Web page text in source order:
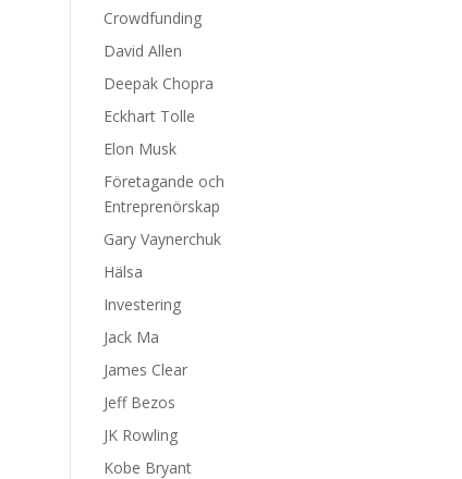
Crowdfunding
David Allen
Deepak Chopra
Eckhart Tolle
Elon Musk
Företagande och
Entreprenörskap
Gary Vaynerchuk
Hälsa
Investering
Jack Ma
James Clear
Jeff Bezos
JK Rowling
Kobe Bryant